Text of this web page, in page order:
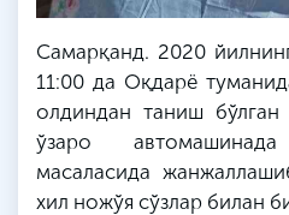
Самарқанд. 2020
11:00 да Оқдарё
олдиндан таниш
ўзаро
масаласида
хил ножўя сўзлар билан